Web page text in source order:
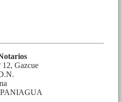
12, Gazcue
PANIAGUA